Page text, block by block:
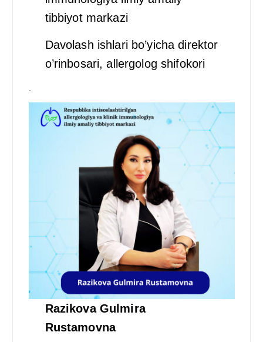
tibbiyot markazi
Davolash ishlari bo’yicha direktor
o’rinbosari, allergolog shifokori
Razikova Gulmira
Rustamovna